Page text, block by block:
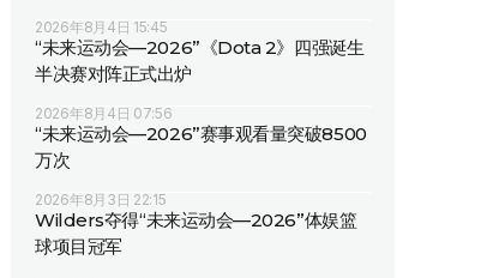
2026年8月4日 15:45
“未来运动会—2026”《Dota 2》四强诞生
半决赛对阵正式出炉
2026年8月4日 07:56
“未来运动会—2026”赛事观看量突破8500
万次
2026年8月3日 22:15
Wilders夺得“未来运动会—2026”体娱篮
球项目冠军